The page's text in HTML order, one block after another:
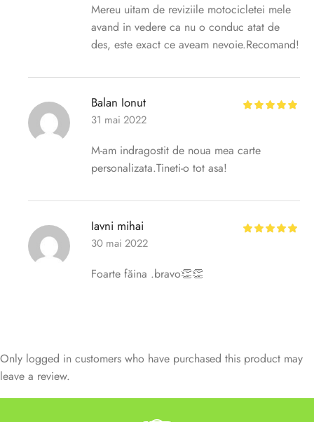
Mereu uitam de reviziile motocicletei mele
avand in vedere ca nu o conduc atat de
des, este exact ce aveam nevoie.Recomand!
Balan Ionut
31 mai 2022
M-am indragostit de noua mea carte
personalizata.Tineti-o tot asa!
Iavni mihai
30 mai 2022
Foarte făina .bravo👏👏
Only logged in customers who have purchased this product may
leave a review.